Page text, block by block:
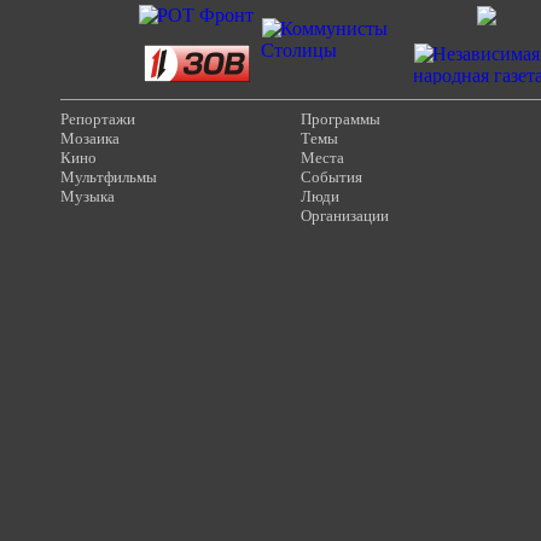
Репортажи
Мозаика
Кино
Мультфильмы
Музыка
Программы
Темы
Места
События
Люди
Организации